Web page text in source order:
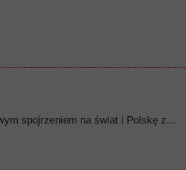
spojrzeniem na świat i Polskę z...